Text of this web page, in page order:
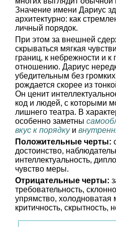
Значение имени Дариус
архитектурно: как
личный порядок.
При этом за внешней
скрываться мягкая
границ, к небрежности и к
отношению. Дариус
убедительным без
рождается скорее из
Он ценит
код и людей, с которыми
лишнего театра. В
особенно заметны
вкус к порядкуи
Положительные черты:
достоинство,
интеллектуальность,
чувство меры.
Отрицательные черты:
требовательность,
упрямство,
критичность, скрытность,